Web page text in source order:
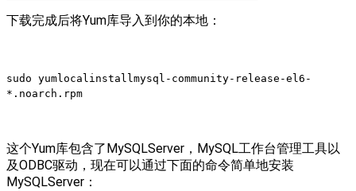
下载完成后将Yum库导入到你的本地：
sudo yumlocalinstallmysql-community-release-el6-
*.noarch.rpm
这个Yum库包含了MySQLServer，MySQL工作台管理工具以
及ODBC驱动，现在可以通过下面的命令简单地安装
MySQLServer：